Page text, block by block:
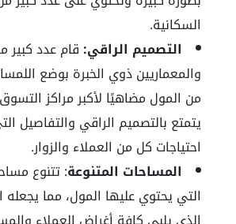
السكانية.
التصميم الراقي: قام عدد كبير
والمعماريين ذوي الخبرة بوضع
من المول مضاهيًا لأكبر مراكز
يتمتع بالتصميم الراقي والتفاصيل
احتياجات كل من العملاء والزوار.
المساحات المتنوعة: تتنوع
التي يحتوي عليها المول، مما يجعله